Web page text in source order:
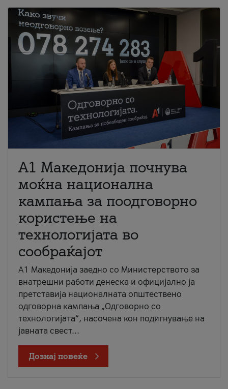
A1 Македонија почнува
моќна национална
кампања за поодговорно
користење на
технологијата во
сообраќајот
A1 Македонија заедно со Министерството за
внатрешни работи денеска и официјално ја
претставија националната општествено
одговорна кампања „Одговорно со
технологијата“, насочена кон подигнување на
јавната свест...
Дознај повеќе